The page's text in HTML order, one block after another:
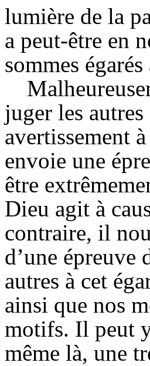
lumière de la
a peut-être en
sommes
juger les
avertissement
envoie une
être
Dieu agit à
contraire, il
d’une épreuve
autres à cet
ainsi que nos
motifs. Il peut
même là, une